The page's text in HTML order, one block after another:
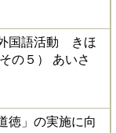
国語活動 きほ
の５） あいさ
徳」の実施に向